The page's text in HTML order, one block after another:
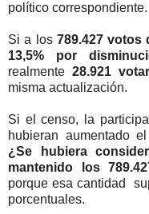
político correspondiente.
Si a los 789.427 votos
13,5% por
realmente28.921
misma actualización.
Si el censo, la
hubieran aumentado
¿Se hubiera
mantenido los
porque esa cantidad
porcentuales.